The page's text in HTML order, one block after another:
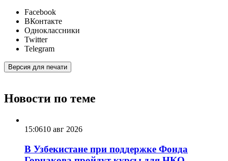
Facebook
ВКонтакте
Одноклассники
Twitter
Telegram
Версия для печати
Новости по теме
15:0610 авг 2026
В Узбекистане при поддержке Фонда